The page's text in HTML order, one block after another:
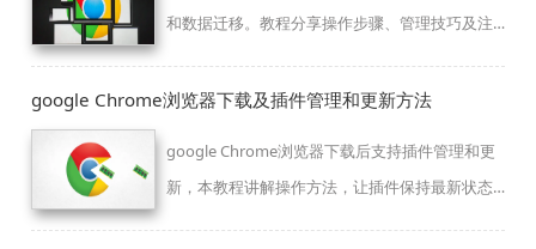
和数据迁移。教程分享操作步骤、管理技巧及注
google Chrome浏览器下载及插件管理和更新方法
google Chrome浏览器下载后支持插件管理和更
新，本教程讲解操作方法，让插件保持最新状态